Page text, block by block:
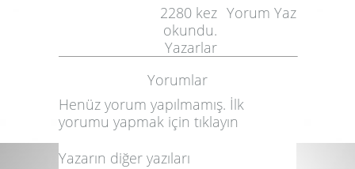
Yorum Yaz
2280 kez
okundu.
Yazarlar
Yorumlar
Henüz yorum yapılmamış. İlk
yorumu yapmak için tıklayın
Yazarın diğer yazıları